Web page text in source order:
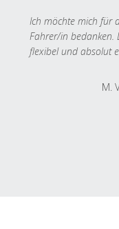
Ich möchte mich für
Fahrer/in bedanken.
flexibel und absolut
M.